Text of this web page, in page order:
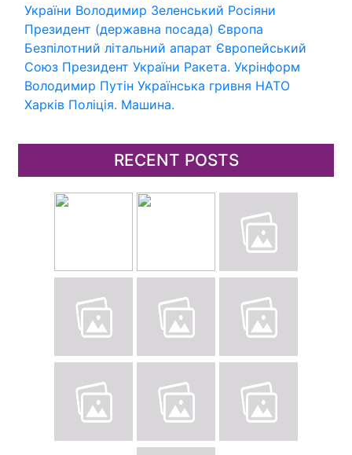
України Володимир Зеленський Росіяни
Президент (державна посада) Європа
Безпілотний літальний апарат Європейський
Союз Президент України Ракета. Укрінформ
Володимир Путін Українська гривня НАТО
Харків Поліція. Машина.
RECENT POSTS